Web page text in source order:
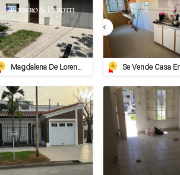
Magdalena De Lorenzi 223 - Venta